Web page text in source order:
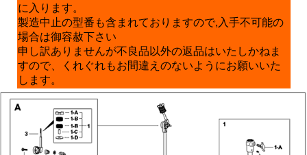
に入ります。
製造中止の型番も含まれておりますので,入手不可能の
場合は御容赦下さい
申し訳ありませんが不良品以外の返品はいたしかねま
すので、くれぐれもお間違えのないようにお願いいた
します。